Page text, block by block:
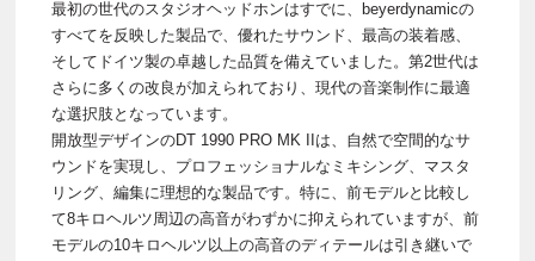
最初の世代のスタジオヘッドホンはすでに、beyerdynamicの
すべてを反映した製品で、優れたサウンド、最高の装着感、
そしてドイツ製の卓越した品質を備えていました。第2世代は
さらに多くの改良が加えられており、現代の音楽制作に最適
な選択肢となっています。
開放型デザインのDT 1990 PRO MK IIは、自然で空間的なサ
ウンドを実現し、プロフェッショナルなミキシング、マスタ
リング、編集に理想的な製品です。特に、前モデルと比較し
て8キロヘルツ周辺の高音がわずかに抑えられていますが、前
モデルの10キロヘルツ以上の高音のディテールは引き継いで